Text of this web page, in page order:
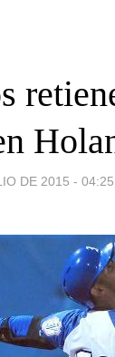
DE 2015 - 04:25